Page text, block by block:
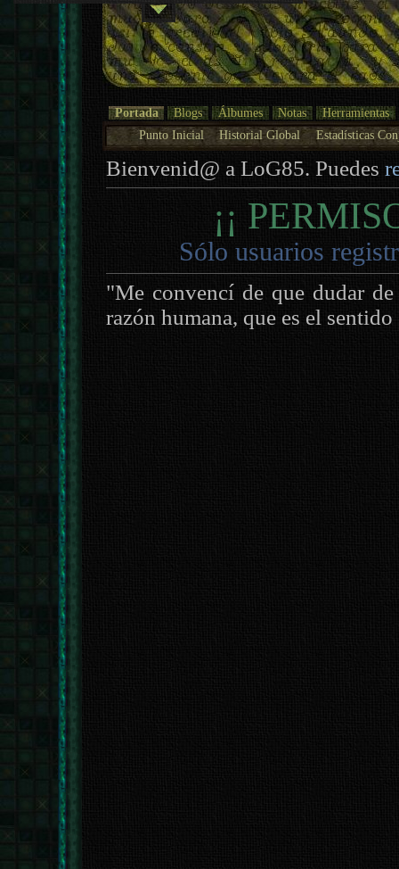
Portada Blogs Álbumes Notas
Herramientas
Punto Inicial
Historial Global Estadísticas
Bienvenid@ a LoG85. Puedes
¡¡
Sólo usuarios
"Me convencí de que dudar
razón humana, que es el